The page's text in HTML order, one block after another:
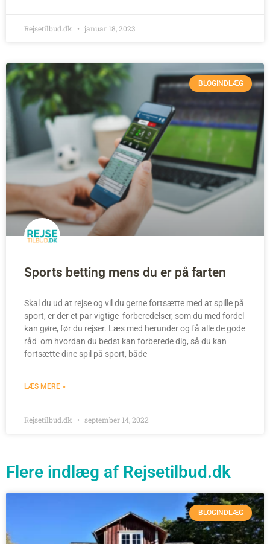
Rejsetilbud.dk januar 18, 2023
BLOGINDLÆG
Sports betting mens du er på farten
Skal du ud at rejse og vil du gerne fortsætte med at spille på
sport, er der et par vigtige forberedelser, som du med fordel
kan gøre, før du rejser. Læs med herunder og få alle de gode
råd om hvordan du bedst kan forberede dig, så du kan
fortsætte dine spil på sport, både
LÆS MERE »
Rejsetilbud.dk september 14, 2022
Flere indlæg af Rejsetilbud.dk
BLOGINDLÆG